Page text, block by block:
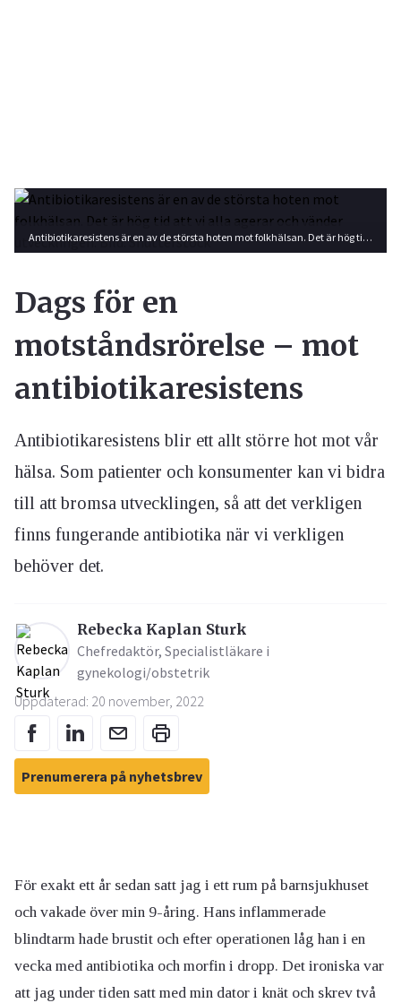
Antibiotikaresistens är en av de största hoten mot folkhälsan. Det är hög tid att vi alla agerar och vänder utvecklingen. Bild: Shutterstock
Dags för en
motståndsrörelse – mot
antibiotikaresistens
Antibiotikaresistens blir ett allt större hot mot vår
hälsa. Som patienter och konsumenter kan vi bidra
till att bromsa utvecklingen, så att det verkligen
finns fungerande antibiotika när vi verkligen
behöver det.
Rebecka Kaplan Sturk
Chefredaktör, Specialistläkare i
gynekologi/obstetrik
Uppdaterad: 20 november, 2022
Prenumerera på nyhetsbrev
För exakt ett år sedan satt jag i ett rum på barnsjukhuset
och vakade över min 9-åring. Hans inflammerade
blindtarm hade brustit och efter operationen låg han i en
vecka med antibiotika och morfin i dropp. Det ironiska var
att jag under tiden satt med min dator i knät och skrev två